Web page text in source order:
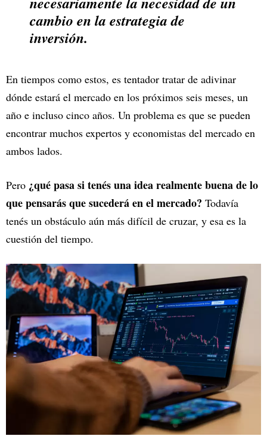
cambio en la estrategia de
inversión.
En tiempos como estos, es tentador tratar de adivinar
dónde estará el mercado en los próximos seis meses, un
año e incluso cinco años. Un problema es que se pueden
encontrar muchos expertos y economistas del mercado en
ambos lados.
Pero ¿qué pasa si tenés una idea realmente buena de lo
que pensarás que sucederá en el mercado? Todavía
tenés un obstáculo aún más difícil de cruzar, y esa es la
cuestión del tiempo.